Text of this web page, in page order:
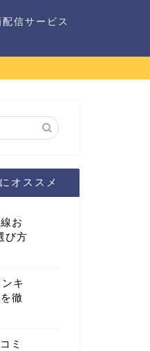
信サービス
オススメ
お
び方
キ
徹
ミ